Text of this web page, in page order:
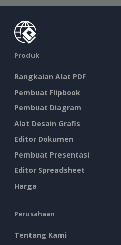
Produk
Rangkaian Alat PDF
Pembuat Flipbook
Pembuat Diagram
Alat Desain Grafis
Editor Dokumen
Pembuat Presentasi
Editor Spreadsheet
Harga
Perusahaan
Tentang Kami